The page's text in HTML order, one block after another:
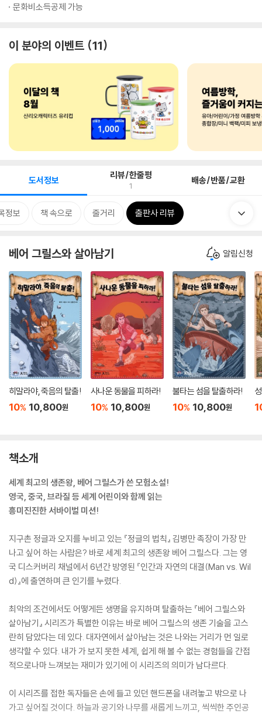
문화비소득공제 가능
이 분야의 이벤트 11
도서정보 리뷰/한줄평
1 배송/반품/교환
정보 책 속으로 줄거리 출판사 리뷰
베어 그릴스와 살아남기 알림신청
히말라야, 죽음의 탈출!
10% 10,800원
사나운 동물을 피하라!
10% 10,800원
불타는 섬을 탈출하라!
10% 10,800원
책소개
세계 최고의 생존왕, 베어 그릴스가 쓴 모험소설!
영국, 중국, 브라질 등 세계 어린이와 함께 읽는
흥미진진한 서바이벌 미션!
지구촌 정글과 오지를 누비고 있는 『정글의 법칙』 김병만 족장이 가장 만
나고 싶어 하는 사람은? 바로 세계 최고의 생존왕 베어 그릴스다. 그는 영
국 디스커버리 채널에서 6년간 방영된 『인간과 자연의 대결(Man vs. Wil
d)』에 출연하며 큰 인기를 누렸다.
최악의 조건에서도 어떻게든 생명을 유지하며 탈출하는 『베어 그릴스와
살아남기』 시리즈가 특별한 이유는 바로 베어 그릴스의 생존 기술을 고스
란히 담았다는 데 있다. 대자연에서 살아남는 것은 나와는 거리가 먼 일로
생각할 수 있다. 내가 가 보지 못한 세계, 쉽게 해 볼 수 없는 경험들을 간접
적으로나마 느껴보는 재미가 있기에 이 시리즈의 의미가 남다르다.
이 시리즈를 접한 독자들은 손에 들고 있던 핸드폰을 내려놓고 밖으로 나
가고 싶어질 것이다. 하늘과 공기와 나무를 새롭게 느끼고, 씩씩한 주인공